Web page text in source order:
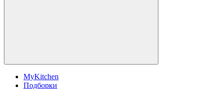
MyKitchen
Подборки